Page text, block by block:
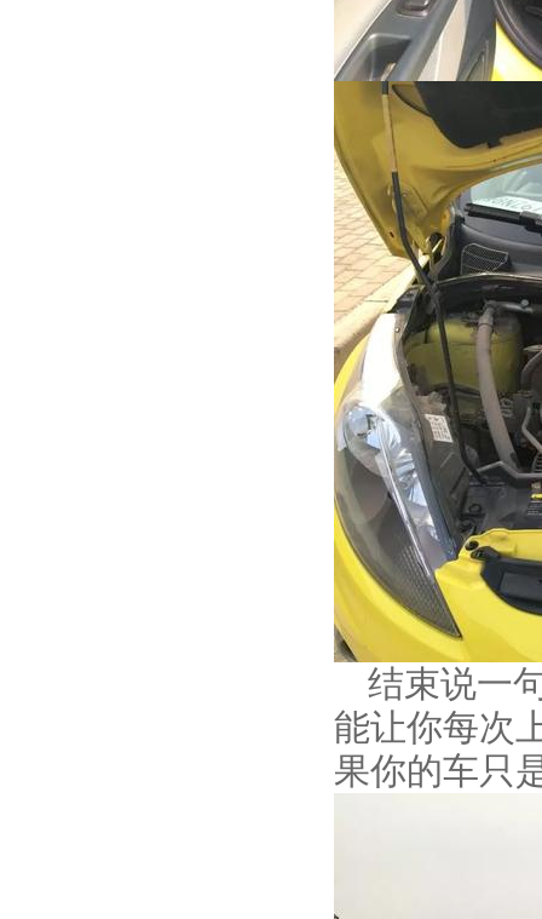
结束说一
能让你每次
果你的车只